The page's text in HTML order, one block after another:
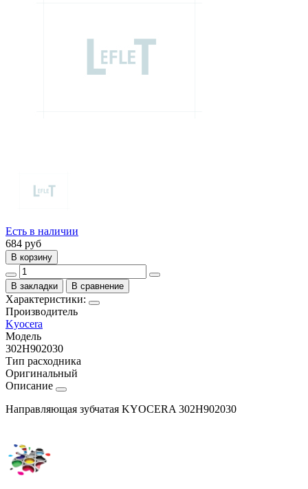
Есть в наличии
684 руб
В корзину
В закладки В сравнение
Характеристики:
Производитель
Kyocera
Модель
302H902030
Тип расходника
Оригинальный
Описание
Направляющая зубчатая KYOCERA 302H902030